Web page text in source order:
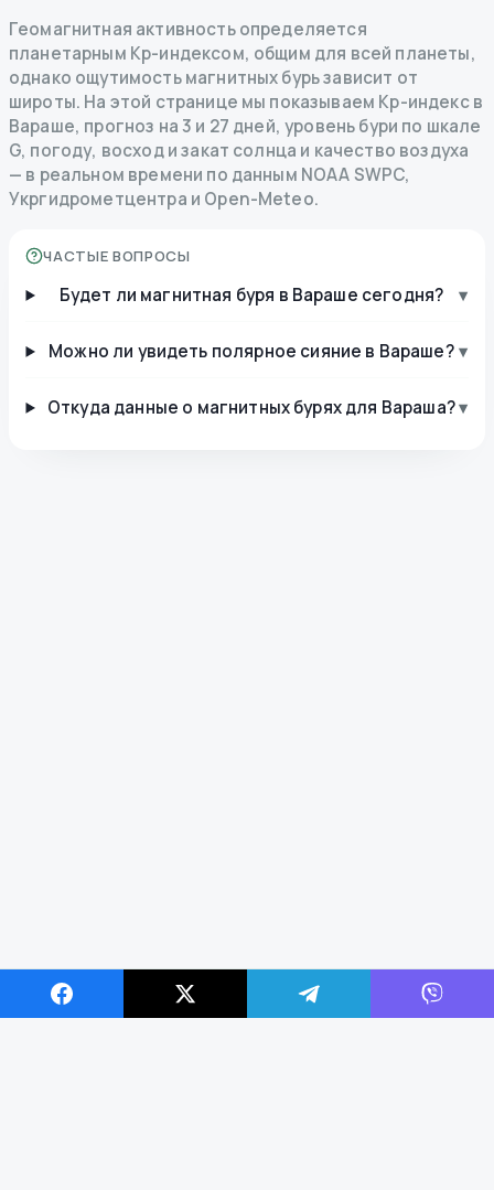
Геомагнитная активность определяется
планетарным Kp-индексом, общим для всей планеты,
однако ощутимость магнитных бурь зависит от
широты. На этой странице мы показываем Kp-индекс в
Вараше, прогноз на 3 и 27 дней, уровень бури по шкале
G, погоду, восход и закат солнца и качество воздуха
— в реальном времени по данным NOAA SWPC,
Укргидрометцентра и Open-Meteo.
ЧАСТЫЕ ВОПРОСЫ
Будет ли магнитная буря в Вараше сегодня? ▾
Можно ли увидеть полярное сияние в Вараше? ▾
Откуда данные о магнитных бурях для Вараша?▾